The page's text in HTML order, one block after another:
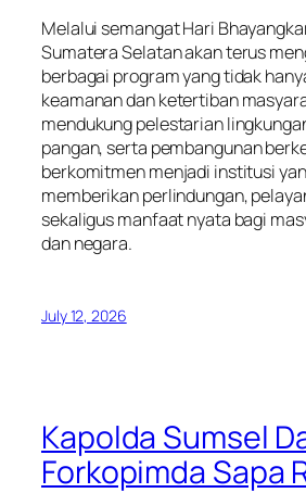
Melalui semangat Hari
Sumatera Selatan akan terus
berbagai program yang tidak
keamanan dan ketertiban
mendukung pelestarian
pangan, serta pembangunan
berkomitmen menjadi institusi
memberikan perlindungan,
sekaligus manfaat nyata bagi
dan negara.
July 12, 2026
Kapolda Sumsel
Forkopimda Sapa